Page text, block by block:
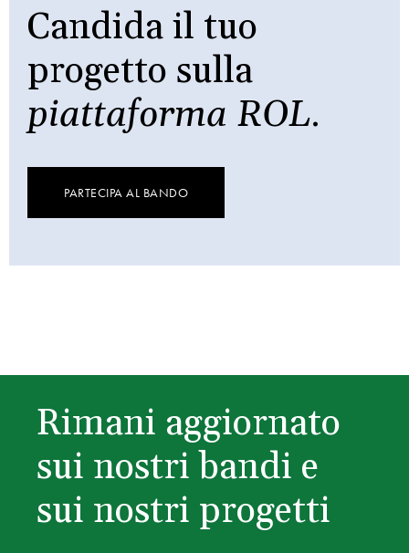
Candida il tuo
progetto sulla
piattaforma ROL.
PARTECIPA AL BANDO
Rimani aggiornato
sui nostri bandi e
sui nostri progetti